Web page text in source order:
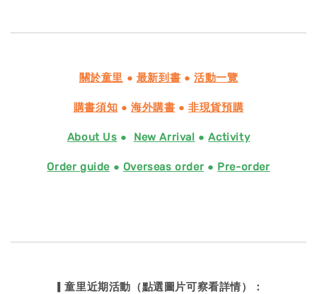
關於童里 ● 最新到書 ●活動一覽
購書須知 ● 海外購書 ●非現貨預購
About Us ● New Arrival ●Activity
Order guide ● Overseas order● Pre-order
▎童里近期活動（點選圖片可察看詳情）：